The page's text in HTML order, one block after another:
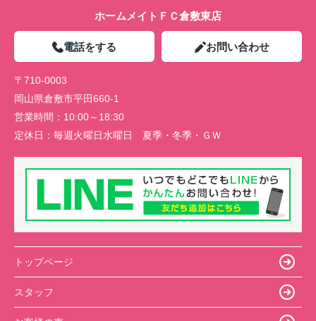
ホームメイトＦＣ倉敷東店
電話をする お問い合わせ
〒710-0003
岡山県倉敷市平田660-1
営業時間： 10:00～18:30
定休日： 毎週火曜日水曜日 夏季・冬季・ＧＷ
トップページ
スタッフ